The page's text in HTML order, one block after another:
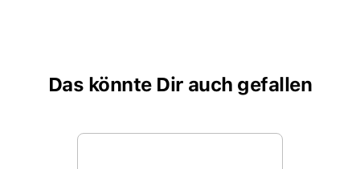
Das könnte Dir auch gefallen
Produktgalerie überspringen